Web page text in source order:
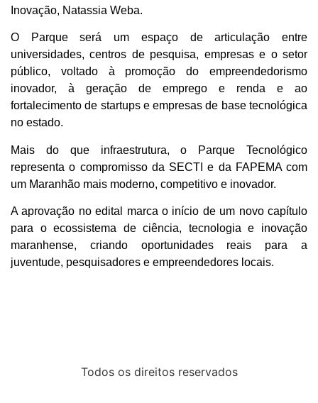
Inovação, Natassia Weba.
O Parque será um espaço de articulação entre
universidades, centros de pesquisa, empresas e o setor
público, voltado à promoção do empreendedorismo
inovador, à geração de emprego e renda e ao
fortalecimento de startups e empresas de base tecnológica
no estado.
Mais do que infraestrutura, o Parque Tecnológico
representa o compromisso da SECTI e da FAPEMA com
um Maranhão mais moderno, competitivo e inovador.
A aprovação no edital marca o início de um novo capítulo
para o ecossistema de ciência, tecnologia e inovação
maranhense, criando oportunidades reais para a
juventude, pesquisadores e empreendedores locais.
Todos os direitos reservados